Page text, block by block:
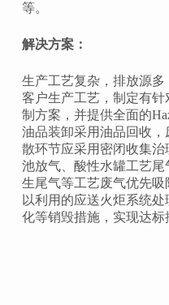
等。
解决方案：
生产工艺复杂，排放源
客户生产工艺，制定有针
制方案，并提供全面的
油品装卸采用油品回收
散环节应采用密闭收集
池放气、酸性水罐工艺
生尾气等工艺废气优先
以利用的应送火炬系统
化等销毁措施，实现达标